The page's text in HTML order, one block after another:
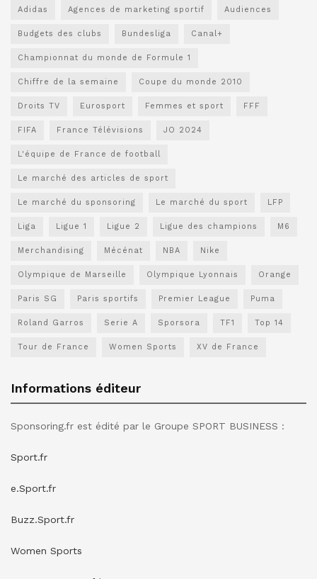
Adidas Agences de marketing sportif Audiences
Budgets des clubs Bundesliga Canal+
Championnat du monde de Formule 1
Chiffre de la semaine Coupe du monde 2010
Droits TV Eurosport Femmes et sport FFF
FIFA France Télévisions JO 2024
L'équipe de France de football
Le marché des articles de sport
Le marché du sponsoring Le marché du sport LFP
Liga Ligue 1 Ligue 2 Ligue des champions M6
Merchandising Mécénat NBA Nike
Olympique de Marseille Olympique Lyonnais Orange
Paris SG Paris sportifs Premier League Puma
Roland Garros Serie A Sporsora TF1 Top 14
Tour de France Women Sports XV de France
Informations éditeur
Sponsoring.fr est édité par le Groupe SPORT BUSINESS :
Sport.fr
e.Sport.fr
Buzz.Sport.fr
Women Sports